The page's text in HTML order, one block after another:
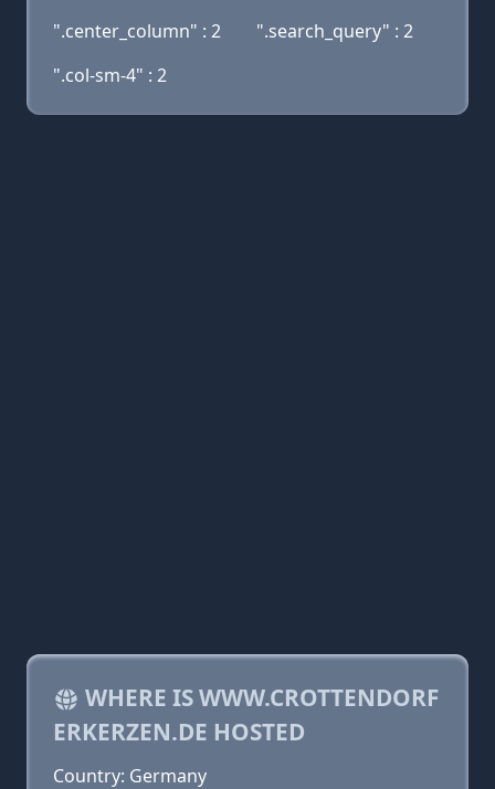
".center_column" : 2
".search_query" : 2
".col-sm-4" : 2
WHERE IS WWW.CROTTENDORF
ERKERZEN.DE HOSTED
Country: Germany